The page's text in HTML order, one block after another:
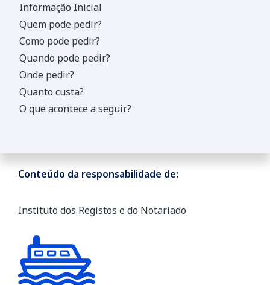
Informação Inicial
Quem pode pedir?
Como pode pedir?
Quando pode pedir?
Onde pedir?
Quanto custa?
O que acontece a seguir?
Conteúdo da responsabilidade de:
Instituto dos Registos e do Notariado